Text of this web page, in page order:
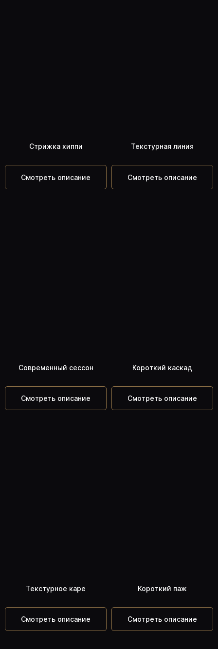
Стрижка хиппи
Смотреть описание
Текстурная линия
Смотреть описание
Современный сессон
Смотреть описание
Короткий каскад
Смотреть описание
Текстурное каре
Смотреть описание
Короткий паж
Смотреть описание